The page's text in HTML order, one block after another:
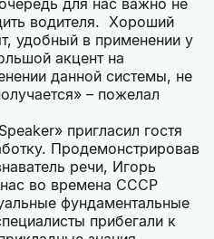
водителя. Хороший
удобный в применении у
акцент на
данной системы, не
– пожелал
пригласил гостя
Продемонстрировав
речи, Игорь
во времена СССР
фундаментальные
прибегали к